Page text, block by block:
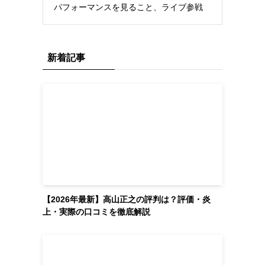
パフォーマンスを見ること、ライブ参戦
新着記事
【2026年最新】高山正之の評判は？評価・炎
上・実際の口コミを徹底解説